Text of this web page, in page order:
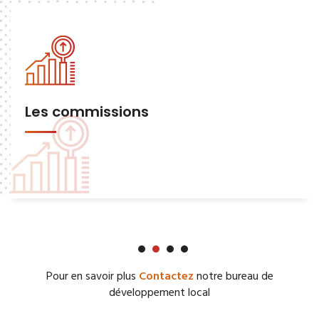
Les commissions
Pour en savoir plus Contacteznotre bureau de
développement local